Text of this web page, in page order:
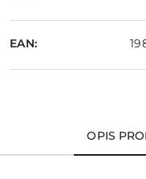
EAN:
OPIS